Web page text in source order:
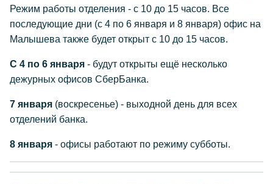
Режим работы отделения - с 10 до 15 часов. Все
последующие дни (с 4 по 6 января и 8 января) офис на
Малышева также будет открыт с 10 до 15 часов.
С 4 по 6 января - будут открыты ещё несколько
дежурных офисов СберБанка.
7 января (воскресенье) - выходной день для всех
отделений банка.
8 января - офисы работают по режиму субботы.